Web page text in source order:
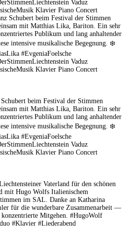
beim Festival der Stimmen
mit Matthias Lika, Bariton. Ein sehr
Publikum und lang anhaltender
intensive musikalische Begegnung. ❄️
#EvgeniaFoelsche
Vaduz
Klavier Piano Concert